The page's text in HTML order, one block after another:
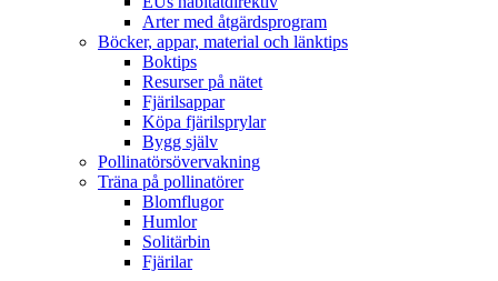
Arter med åtgärdsprogram
Böcker, appar, material och länktips
Boktips
Resurser på nätet
Fjärilsappar
Köpa fjärilsprylar
Bygg själv
Pollinatörsövervakning
Träna på pollinatörer
Blomflugor
Humlor
Solitärbin
Fjärilar